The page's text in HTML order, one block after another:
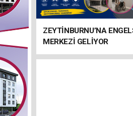
ZEYTİNBURNU’NA
MERKEZİ GELİYOR